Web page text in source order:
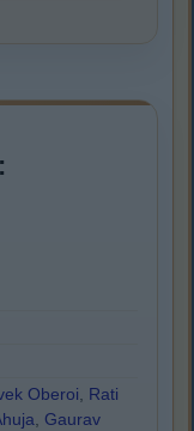
Oberoi, Rati
, Gaurav